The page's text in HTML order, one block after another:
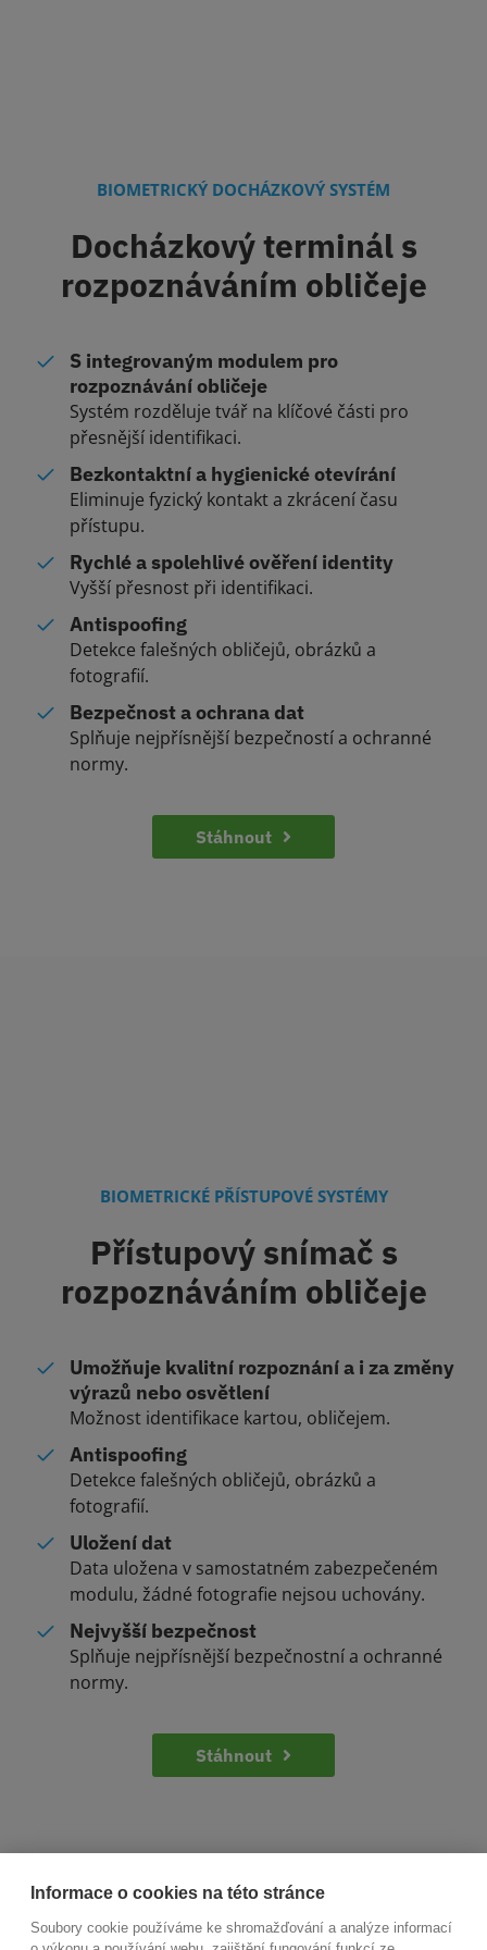
BIOMETRICKÝ DOCHÁZKOVÝ SYSTÉM
Docházkový terminál s
rozpoznáváním obličeje
S integrovaným modulem pro
rozpoznávání obličeje
Systém rozděluje tvář na klíčové části pro
přesnější identifikaci.
Bezkontaktní a hygienické otevírání
Eliminuje fyzický kontakt a zkrácení času
přístupu.
Rychlé a spolehlivé ověření identity
Vyšší přesnost při identifikaci.
Antispoofing
Detekce falešných obličejů, obrázků a
fotografií.
Bezpečnost a ochrana dat
Splňuje nejpřísnější bezpečností a ochranné
normy.
Stáhnout
BIOMETRICKÉ PŘÍSTUPOVÉ SYSTÉMY
Přístupový snímač s
rozpoznáváním obličeje
Umožňuje kvalitní rozpoznání a i za změny
výrazů nebo osvětlení
Možnost identifikace kartou, obličejem.
Antispoofing
Detekce falešných obličejů, obrázků a
fotografií.
Uložení dat
Data uložena v samostatném zabezpečeném
modulu, žádné fotografie nejsou uchovány.
Nejvyšší bezpečnost
Splňuje nejpřísnější bezpečnostní a ochranné
normy.
Stáhnout
Informace o cookies na této stránce
Soubory cookie používáme ke shromažďování a analýze informací